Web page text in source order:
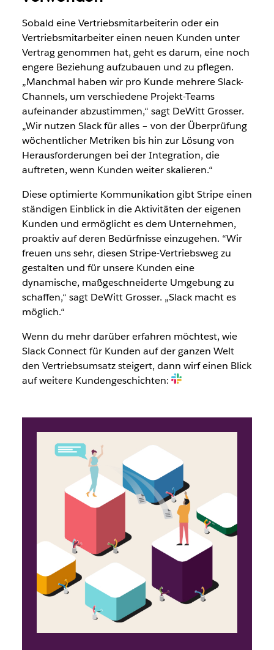
Sobald eine Vertriebsmitarbeiterin oder ein
Vertriebsmitarbeiter einen neuen Kunden unter
Vertrag genommen hat, geht es darum, eine noch
engere Beziehung aufzubauen und zu pflegen.
„Manchmal haben wir pro Kunde mehrere Slack-
Channels, um verschiedene Projekt-Teams
aufeinander abzustimmen,“ sagt DeWitt Grosser.
„Wir nutzen Slack für alles – von der Überprüfung
wöchentlicher Metriken bis hin zur Lösung von
Herausforderungen bei der Integration, die
auftreten, wenn Kunden weiter skalieren.“
Diese optimierte Kommunikation gibt Stripe einen
ständigen Einblick in die Aktivitäten der eigenen
Kunden und ermöglicht es dem Unternehmen,
proaktiv auf deren Bedürfnisse einzugehen. “Wir
freuen uns sehr, diesen Stripe-Vertriebsweg zu
gestalten und für unsere Kunden eine
dynamische, maßgeschneiderte Umgebung zu
schaffen,“ sagt DeWitt Grosser. „Slack macht es
möglich.“
Wenn du mehr darüber erfahren möchtest, wie
Slack Connect für Kunden auf der ganzen Welt
den Vertriebsumsatz steigert, dann wirf einen Blick
auf weitere Kundengeschichten: